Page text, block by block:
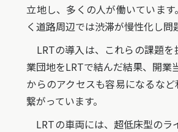
立地し、多くの人が働いていま
く道路周辺では渋滞が慢性化し問
LRTの導入は、これらの課題を
業団地をLRTで結んだ結果、開業
からのアクセスも容易になるな
繋がっています。
LRTの車両には、超低床型のラ